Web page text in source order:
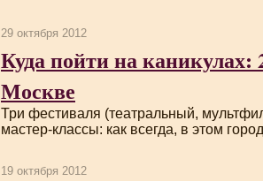
29 октября 2012
Куда пойти на
Москве
Три фестиваля (театральный,
мастер-классы: как всегда, в этом
19 октября 2012